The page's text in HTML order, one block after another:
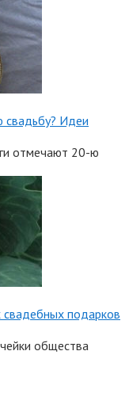
свадьбу? Идеи
отмечают 20-ю
подарков
общества